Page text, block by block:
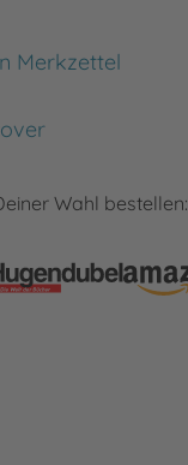
Merkzettel
Wahl bestellen: